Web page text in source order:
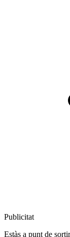
Publicitat
Estàs a punt de